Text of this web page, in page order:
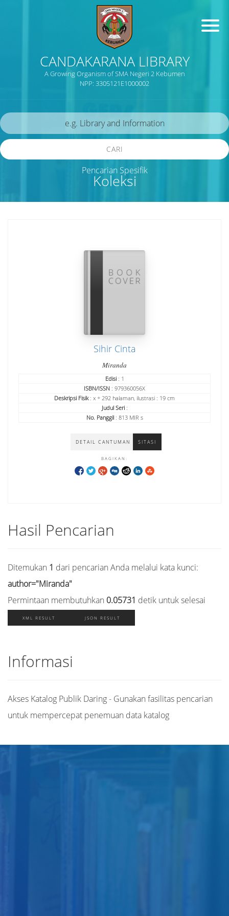
CANDAKARANA LIBRARY
A Growing Organism of SMA Negeri 2 Kebumen
NPP: 3305121E1000002
Koleksi
CARI
Pencarian Spesifik
Sihir Cinta
Miranda
Edisi: 1
ISBN/ISSN : 979360056X
Deskripsi Fisik: x + 292 halaman, ilustrasi : 19 cm
Judul Seri:
No. Panggil: 813 MIR s
DETAIL CANTUMAN SITASI
BAGIKAN:
Hasil Pencarian
Ditemukan 1 dari pencarian Anda melalui kata kunci:
author="Miranda"
Permintaan membutuhkan 0.05731 detik untuk selesai
XML RESULT JSON RESULT
Informasi
Akses Katalog Publik Daring - Gunakan fasilitas pencarian
untuk mempercepat penemuan data katalog